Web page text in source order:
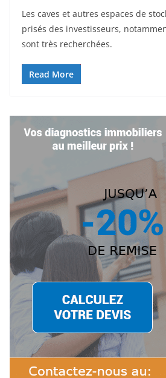
Les caves et autres espaces de
prisés des investisseurs,
sont très recherchées.
Read More